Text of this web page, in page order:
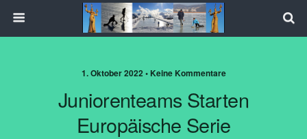
1. Oktober 2022 • Keine Kommentare
Juniorenteams Starten
Europäische Serie